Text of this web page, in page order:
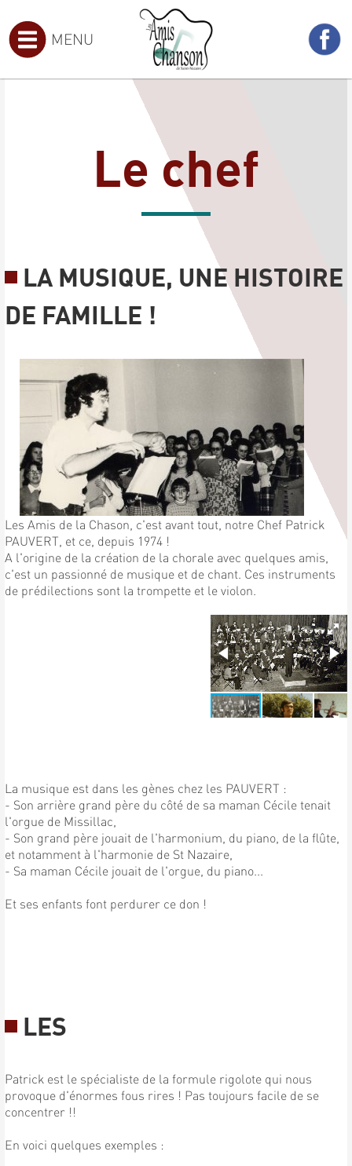
MENU
Le chef
LA MUSIQUE, UNE HISTOIRE
DE FAMILLE !
Les Amis de la Chason, c'est avant tout, notre Chef Patrick
PAUVERT, et ce, depuis 1974 !
A l'origine de la création de la chorale avec quelques amis,
c'est un passionné de musique et de chant. Ces instruments
de prédilections sont la trompette et le violon.
La musique est dans les gènes chez les PAUVERT :
- Son arrière grand père du côté de sa maman Cécile tenait
l'orgue de Missillac,
- Son grand père jouait de l'harmonium, du piano, de la flûte,
et notamment à l'harmonie de St Nazaire,
- Sa maman Cécile jouait de l'orgue, du piano...
Et ses enfants font perdurer ce don !
LES
Patrick est le spécialiste de la formule rigolote qui nous
provoque d'énormes fous rires ! Pas toujours facile de se
concentrer !!
En voici quelques exemples :